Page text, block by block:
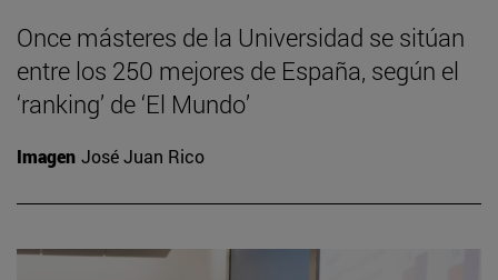
Once másteres de la Universidad se sitúan
entre los 250 mejores de España, según el
‘ranking’ de ‘El Mundo’
Imagen José Juan Rico